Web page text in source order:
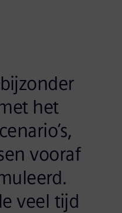
het
vooraf
veel tijd